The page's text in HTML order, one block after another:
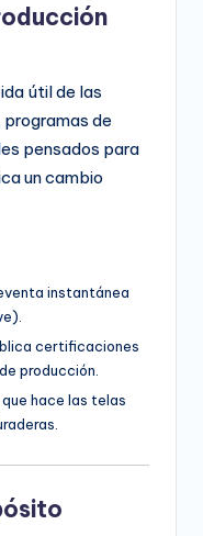
útil de las
de
pensados para
un cambio
instantánea
certificaciones
producción.
hace las telas